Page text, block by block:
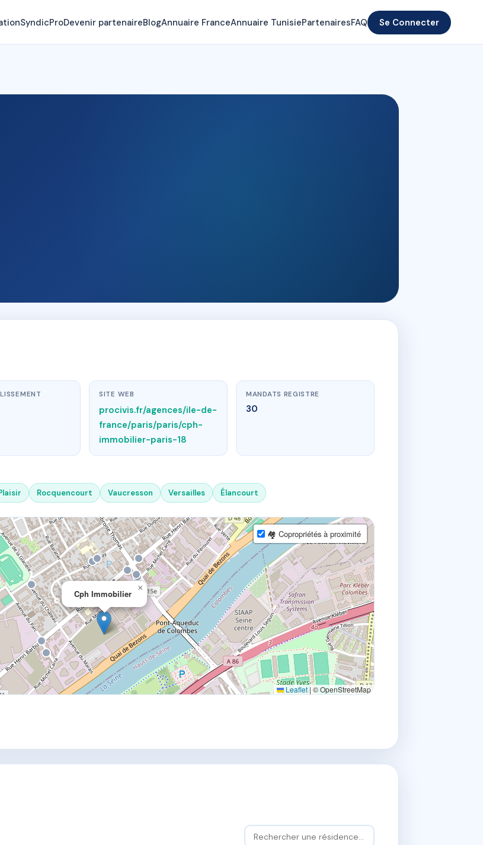
SyndicProDevenir partenaireBlogAnnuaire FranceAnnuaire TunisiePartenairesFAQ Se Connecter
SITE WEB
procivis.fr/agences/ile-de-
france/paris/paris/cph-
immobilier-paris-18
MANDATS REGISTRE
30
Rocquencourt Vaucresson Versailles Élancourt
Cph Immobilier
×
🏘 Copropriétés à proximité
Leaflet | © OpenStreetMap